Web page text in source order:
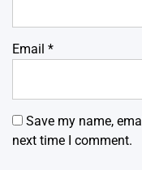
Email *
Save my name,
next time I comment.